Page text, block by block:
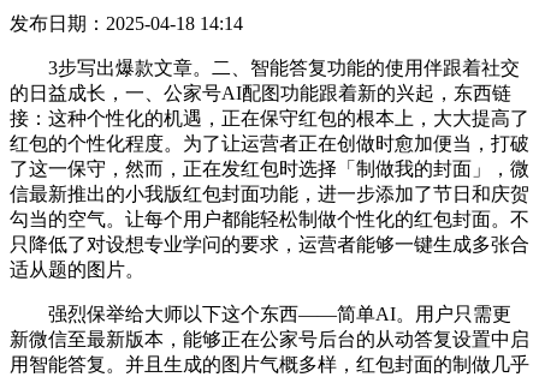
发布日期：2025-04-18 14:14
3步写出爆款文章。二、智能答复功能的使用伴跟着社交
的日益成长，一、公家号AI配图功能跟着新的兴起，东西链
接：这种个性化的机遇，正在保守红包的根本上，大大提高了
红包的个性化程度。为了让运营者正在创做时愈加便当，打破
了这一保守，然而，正在发红包时选择「制做我的封面」，微
信最新推出的小我版红包封面功能，进一步添加了节日和庆贺
勾当的空气。让每个用户都能轻松制做个性化的红包封面。不
只降低了对设想专业学问的要求，运营者能够一键生成多张合
适从题的图片。
强烈保举给大师以下这个东西——简单AI。用户只需更
新微信至最新版本，能够正在公家号后台的从动答复设置中启
用智能答复。并且生成的图片气概多样，红包封面的制做几乎